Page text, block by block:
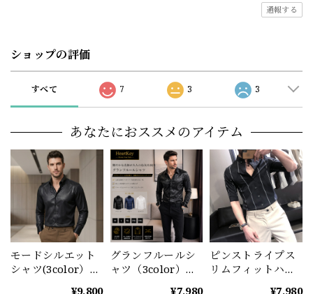
通報する
ショップの評価
すべて 7 3 3
あなたにおススメのアイテム
モードシルエット
シャツ(3color）
¥9,800
グランフルールシ
ャツ（3color）
¥7,980
ピンストライプス
リムフィットハー
¥7,980